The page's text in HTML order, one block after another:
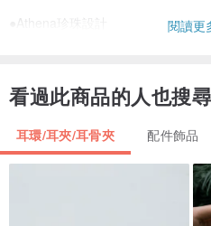
●Athena珍珠設計
Athena珍珠設計全品皆為獨立設計
型，多數商品僅有一件現貨庫存，
力，讓你以更低的價格擁有個性客
閱讀更
看過此商品的人也搜
耳環/耳夾/耳骨夾 配件飾品